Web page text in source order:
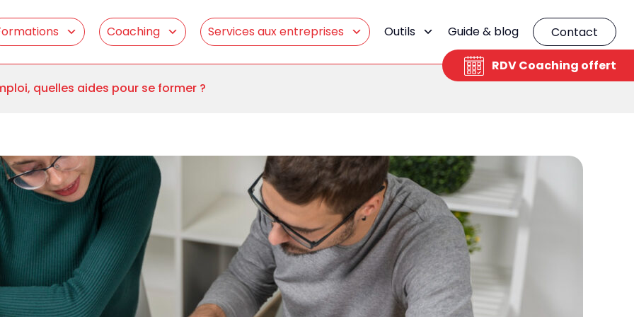
Coaching Services aux entreprises Outils Guide & blog Contact
RDV Coaching offert
quelles aides pour se former ?